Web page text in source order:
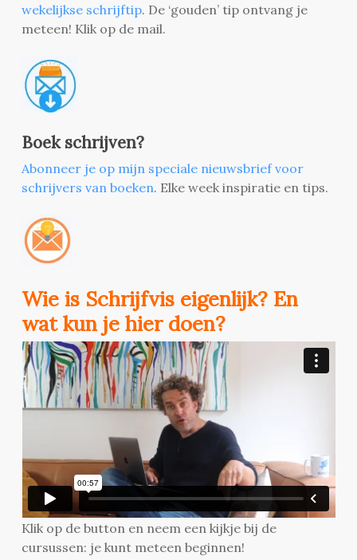
wekelijkse schrijftip. De ‘gouden’ tip ontvang je
meteen! Klik op de mail.
Boek schrijven?
Abonneer je op mijn speciale nieuwsbrief voor
schrijvers van boeken. Elke week inspiratie en tips.
Wie is Schrijfvis eigenlijk? En
wat kun je hier doen?
Klik op de button en neem een kijkje bij de
cursussen: je kunt meteen beginnen!